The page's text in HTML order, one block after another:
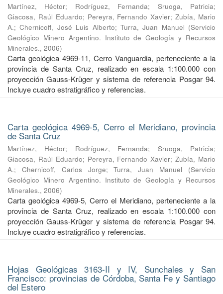
Martínez, Héctor; Rodríguez, Fernanda; Sruoga, Patricia;
Giacosa, Raúl Eduardo; Pereyra, Fernando Xavier;Zubía, Mario
A.;Chernicoff, José Luis Alberto; Turra, Juan Manuel (Servicio
Geológico Minero Argentino. Instituto de Geología y Recursos
Minerales., 2006)
Carta geológica 4969-11, Cerro Vanguardia, perteneciente a la
provincia de Santa Cruz, realizado en escala 1:100.000 con
proyección Gauss-Krüger y sistema de referencia Posgar 94.
Incluye cuadro estratigráfico y referencias.
Carta geológica 4969-5, Cerro el Meridiano, provincia
de Santa Cruz
Martínez, Héctor; Rodríguez, Fernanda; Sruoga, Patricia;
Giacosa, Raúl Eduardo; Pereyra, Fernando Xavier;Zubía, Mario
A.; Chernicoff, Carlos Jorge;Turra, Juan Manuel (Servicio
Geológico Minero Argentino. Instituto de Geología y Recursos
Minerales., 2006)
Carta geológica 4969-5, Cerro el Meridiano, perteneciente a la
provincia de Santa Cruz, realizado en escala 1:100.000 con
proyección Gauss-Krüger y sistema de referencia Posgar 94.
Incluye cuadro estratigráfico y referencias.
Hojas Geológicas 3163-II y IV, Sunchales y San
Francisco: provincias de Córdoba, Santa Fe y Santiago
del Estero